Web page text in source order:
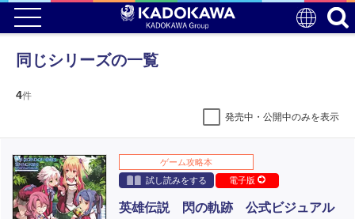
同じシリーズの一覧
4件
発売中・公開中のみを表示
ゲーム攻略本
試し読みをする
電子版
英雄伝説 閃の軌跡 公式ビジュアル